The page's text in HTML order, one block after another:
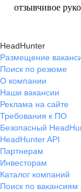
отзывчивое
HeadHunter
Размещение
Поиск по резюме
О компании
Наши вакансии
Реклама на сайте
Требования к ПО
Безопасный
HeadHunter API
Партнерам
Инвесторам
Каталог компаний
Поиск по вакансиям